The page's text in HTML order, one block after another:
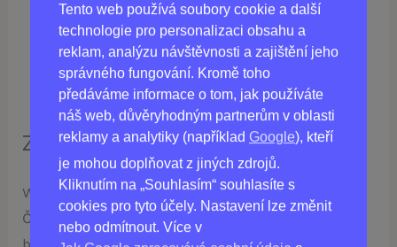
Tento web používá soubory cookie a další
technologie pro personalizaci obsahu a
reklam, analýzu návštěvnosti a zajištění jeho
správného fungování. Kromě toho
předáváme informace o tom, jak používáte
náš web, důvěryhodným partnerům v oblasti
reklamy a analytiky (například Google), kteří
je mohou doplňovat z jiných zdrojů.
Kliknutím na „Souhlasím“ souhlasíte s
cookies pro tyto účely. Nastavení lze změnit
nebo odmítnout. Více v
jednotlivcům držet se zdravé stravy.
Nízká promo cena: W-Loss je nyní dostupný
za nízkou promo cenu, takže je přístupný
širšímu počtu populace.
Závěr
W-Loss je nejlepším produktem na hubnutí v
České republice a prokázal se jako účinný a